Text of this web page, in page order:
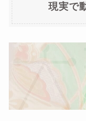
現実で